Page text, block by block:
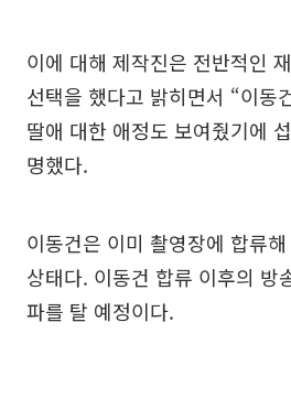
이에 대해 제작진은 전반적인
선택을 했다고 밝히면서 “이동
딸애 대한 애정도 보여줬기에
명했다.
이동건은 이미 촬영장에 합류
상태다. 이동건 합류 이후의 방
파를 탈 예정이다.